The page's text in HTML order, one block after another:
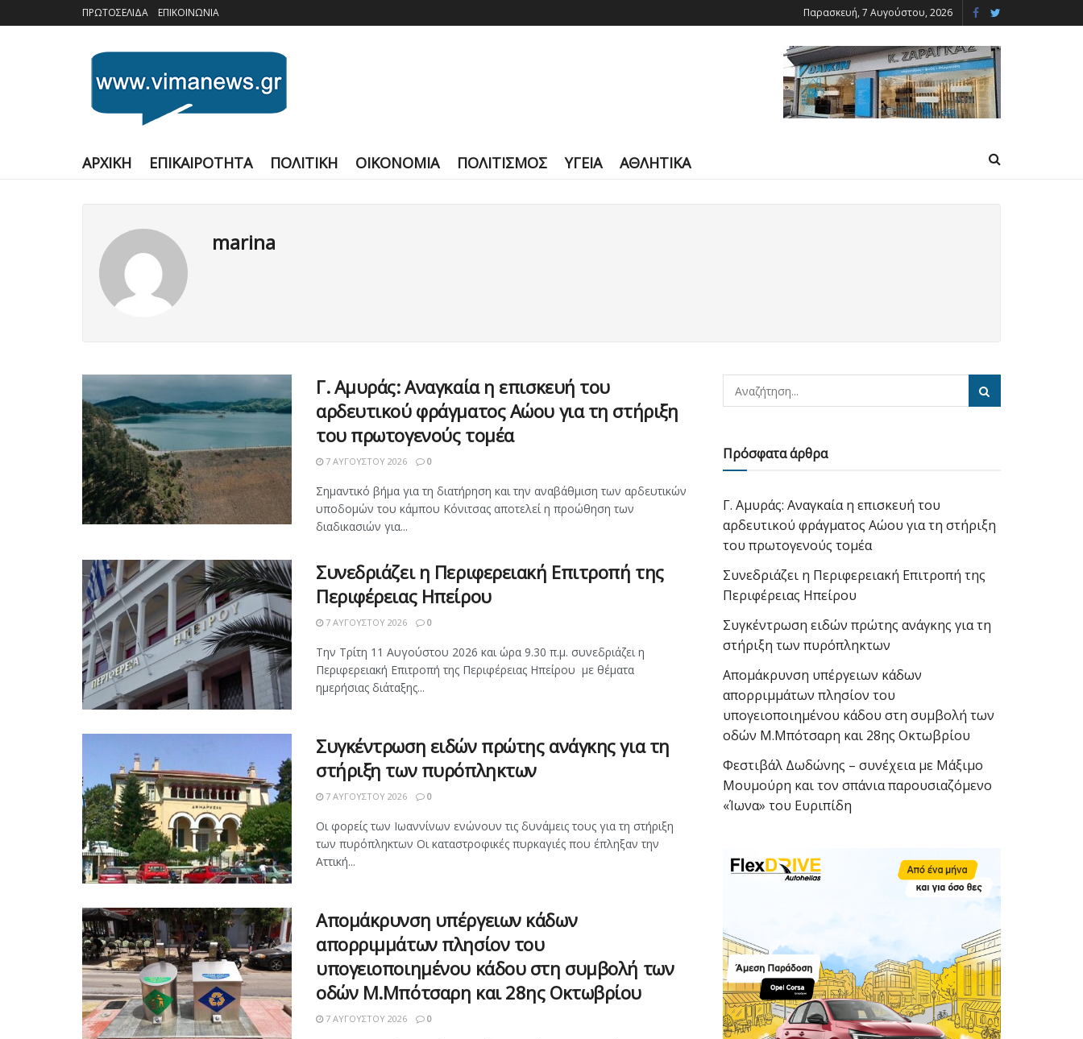
ΠΡΩΤΟΣΕΛΙΔΑ ΕΠΙΚΟΙΝΩΝΙΑ Παρασκευή, 7 Αυγούστου, 2026
ΑΡΧΙΚΗ ΕΠΙΚΑΙΡΟΤΗΤΑ ΠΟΛΙΤΙΚΗ ΟΙΚΟΝΟΜΙΑ ΠΟΛΙΤΙΣΜΟΣ ΥΓΕΙΑ ΑΘΛΗΤΙΚΑ
marina
Γ. Αμυράς: Αναγκαία η επισκευή του
αρδευτικού φράγματος Αώου για τη στήριξη
του πρωτογενούς τομέα
7 ΑΥΓΟΎΣΤΟΥ 2026 0
Σημαντικό βήμα για τη διατήρηση και την αναβάθμιση των αρδευτικών
υποδομών του κάμπου Κόνιτσας αποτελεί η προώθηση των
διαδικασιών για...
Συνεδριάζει η Περιφερειακή Επιτροπή της
Περιφέρειας Ηπείρου
7 ΑΥΓΟΎΣΤΟΥ 2026 0
Την Τρίτη 11 Αυγούστου 2026 και ώρα 9.30 π.μ. συνεδριάζει η
Περιφερειακή Επιτροπή της Περιφέρειας Ηπείρου με θέματα
ημερήσιας διάταξης...
Συγκέντρωση ειδών πρώτης ανάγκης για τη
στήριξη των πυρόπληκτων
7 ΑΥΓΟΎΣΤΟΥ 2026 0
Οι φορείς των Ιωαννίνων ενώνουν τις δυνάμεις τους για τη στήριξη
των πυρόπληκτων Οι καταστροφικές πυρκαγιές που έπληξαν την
Αττική...
Απομάκρυνση υπέργειων κάδων
απορριμμάτων πλησίον του
υπογειοποιημένου κάδου στη συμβολή των
οδών Μ.Μπότσαρη και 28ης Οκτωβρίου
7 ΑΥΓΟΎΣΤΟΥ 2026 0
Πρόσφατα άρθρα
Γ. Αμυράς: Αναγκαία η επισκευή του
αρδευτικού φράγματος Αώου για τη στήριξη
του πρωτογενούς τομέα
Συνεδριάζει η Περιφερειακή Επιτροπή της
Περιφέρειας Ηπείρου
Συγκέντρωση ειδών πρώτης ανάγκης για τη
στήριξη των πυρόπληκτων
Απομάκρυνση υπέργειων κάδων
απορριμμάτων πλησίον του
υπογειοποιημένου κάδου στη συμβολή των
οδών Μ.Μπότσαρη και 28ης Οκτωβρίου
Φεστιβάλ Δωδώνης – συνέχεια με Μάξιμο
Μουμούρη και τον σπάνια παρουσιαζόμενο
«Ίωνα» του Ευριπίδη